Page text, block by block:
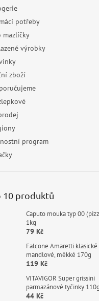
potřeby
mazlíčky
výrobky
zboží
program
10 produktů
Caputo mouka typ 00
1kg
79 Kč
Falcone Amaretti klasické
mandlové, měkké 170g
119 Kč
VITAVIGOR Super grissini
parmazánové tyčinky 110g
44 Kč